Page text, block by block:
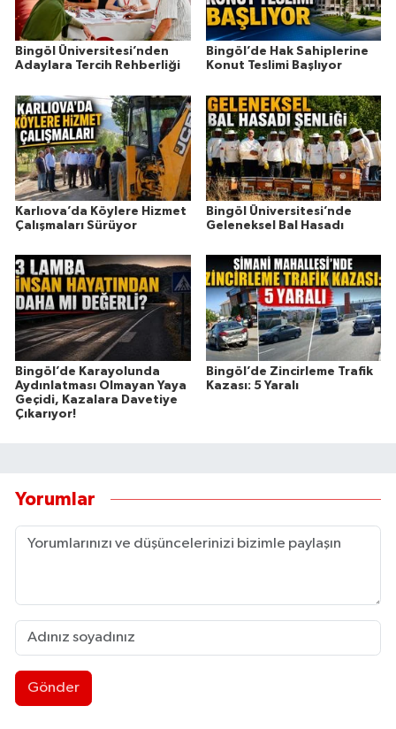
Bingöl Üniversitesi’nden
Adaylara Tercih Rehberliği
Bingöl’de Hak Sahiplerine
Konut Teslimi Başlıyor
Karlıova’da Köylere Hizmet
Çalışmaları Sürüyor
Bingöl Üniversitesi’nde
Geleneksel Bal Hasadı
Bingöl’de Karayolunda
Aydınlatması Olmayan Yaya
Geçidi, Kazalara Davetiye
Çıkarıyor!
Bingöl’de Zincirleme Trafik
Kazası: 5 Yaralı
Yorumlar
Gönder